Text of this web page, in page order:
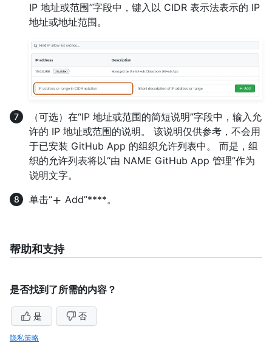
IP 地址或范围”字段中，键入以 CIDR 表示法表示的 IP
地址或地址范围。
（可选）在“IP 地址或范围的简短说明”字段中，输入允
许的 IP 地址或范围的说明。 该说明仅供参考，不会用
于已安装 GitHub App 的组织允许列表中。 而是，组
织的允许列表将以“由 NAME GitHub App 管理”作为
说明文字。
单击“
Add”****。
帮助和支持
是否找到了所需的内容？
是 否
隐私策略